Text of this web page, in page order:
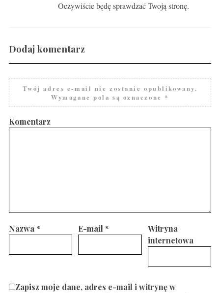
Oczywiście będę sprawdzać Twoją stronę.
Dodaj komentarz
Twój adres e-mail nie zostanie opublikowany.
Wymagane pola są oznaczone *
Komentarz
Nazwa * E-mail *
Witryna
internetowa
Zapisz moje dane, adres e-mail i witrynę w